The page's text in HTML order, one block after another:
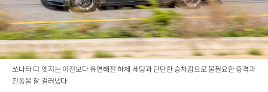
쏘나타 디 엣지는 이전보다 유연해진 하체 세팅과 탄탄한 승차감으로 불필요한 충격과
진동을 잘 걸러냈다